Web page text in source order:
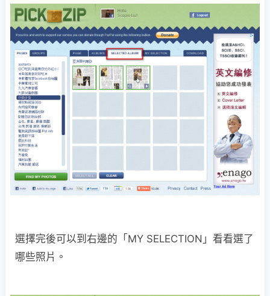
選擇完後可以到右邊的「MY SELECTION」看看選了
哪些照片。